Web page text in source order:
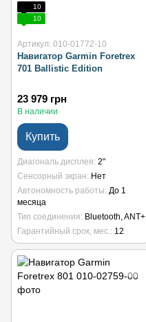
10
10
Артикул: 010-01772-10
Навигатор Garmin Foretrex
701 Ballistic Edition
23 979 грн
В наличии
Купить
Диагональ дисплея 2"
Сенсорный экран
Нет
Автономность работы До 1
месяца
Тип соединения
Bluetooth, ANT+
Гарантийный срок, мес. 12